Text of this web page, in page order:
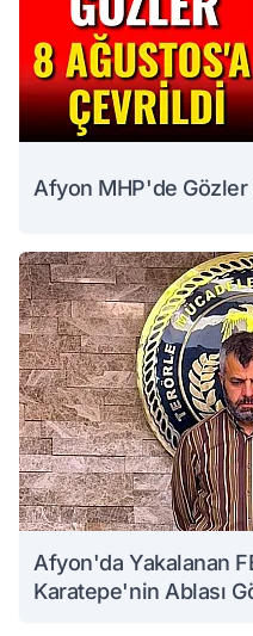
Afyon MHP'de
Afyon'da Yakalanan
Karatepe'nin Ablası